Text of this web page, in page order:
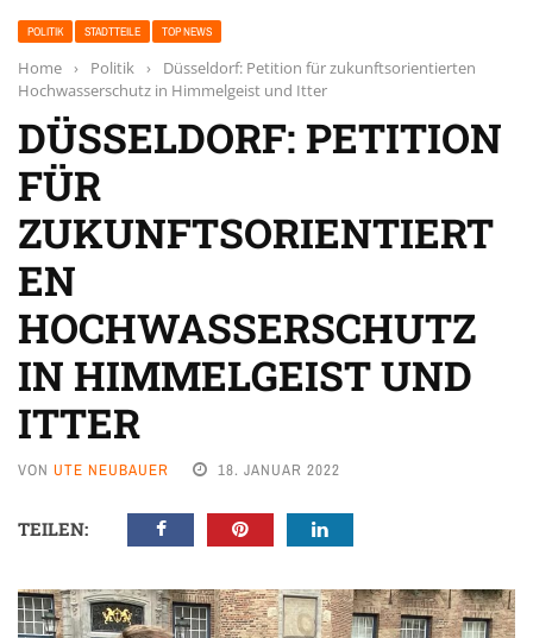
POLITIK STADTTEILE TOP NEWS
Home › Politik ›
Düsseldorf: Petition für zukunftsorientierten
Hochwasserschutz in Himmelgeist und Itter
DÜSSELDORF: PETITION
FÜR
ZUKUNFTSORIENTIERT
EN
HOCHWASSERSCHUTZ
IN HIMMELGEIST UND
ITTER
VON UTE NEUBAUER 18. JANUAR 2022
TEILEN: